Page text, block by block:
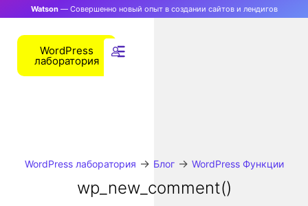
Watson— Совершенно новый опыт в создании сайтов и лендигов
WordPress
лаборатория
WordPress лаборатория → Блог→ WordPress Функции
wp_new_comment()